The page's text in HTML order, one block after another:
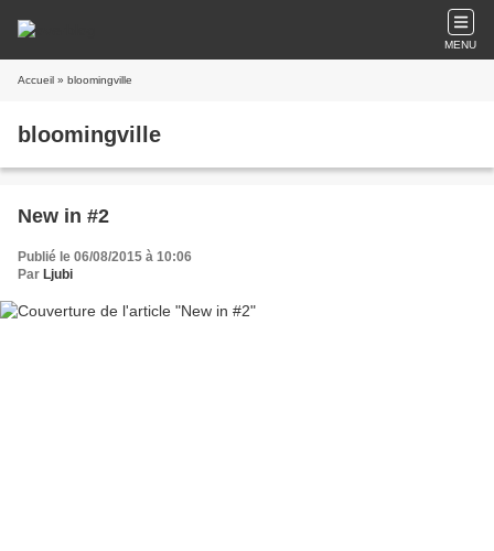
MENU
Accueil » bloomingville
bloomingville
New in #2
Publié le 06/08/2015 à 10:06
Par Ljubi